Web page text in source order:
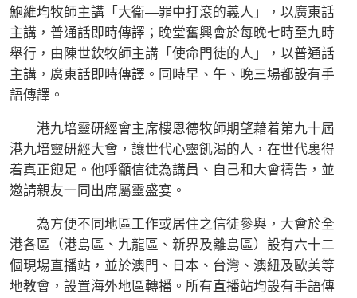
鮑維均牧師主講「大衞—罪中打滾的義人」，以廣東話
主講，普通話即時傳譯；晚堂奮興會於每晚七時至九時
舉行，由陳世欽牧師主講「使命門徒的人」，以普通話
主講，廣東話即時傳譯。同時早、午、晚三場都設有手
語傳譯。
港九培靈研經會主席樓恩德牧師期望藉着第九十屆
港九培靈研經大會，讓世代心靈飢渴的人，在世代裏得
着真正飽足。他呼籲信徒為講員、自己和大會禱告，並
邀請親友一同出席屬靈盛宴。
為方便不同地區工作或居住之信徒參與，大會於全
港各區（港島區、九龍區、新界及離島區）設有六十二
個現場直播站，並於澳門、日本、台灣、澳紐及歐美等
地教會，設置海外地區轉播。所有直播站均設有手語傳